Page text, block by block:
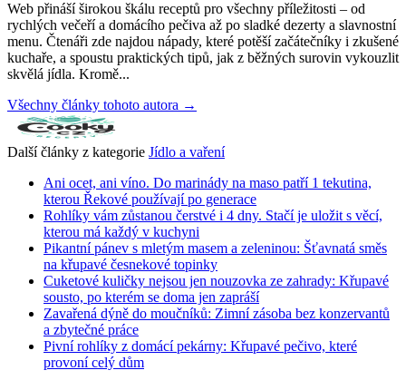
Web přináší širokou škálu receptů pro všechny příležitosti – od
rychlých večeří a domácího pečiva až po sladké dezerty a slavnostní
menu. Čtenáři zde najdou nápady, které potěší začátečníky i zkušené
kuchaře, a spoustu praktických tipů, jak z běžných surovin vykouzlit
skvělá jídla. Kromě...
Všechny články tohoto autora →
Další články z kategorie Jídlo a vaření
Ani ocet, ani víno. Do marinády na maso patří 1 tekutina,
kterou Řekové používají po generace
Rohlíky vám zůstanou čerstvé i 4 dny. Stačí je uložit s věcí,
kterou má každý v kuchyni
Pikantní pánev s mletým masem a zeleninou: Šťavnatá směs
na křupavé česnekové topinky
Cuketové kuličky nejsou jen nouzovka ze zahrady: Křupavé
sousto, po kterém se doma jen zapráší
Zavařená dýně do moučníků: Zimní zásoba bez konzervantů
a zbytečné práce
Pivní rohlíky z domácí pekárny: Křupavé pečivo, které
provoní celý dům